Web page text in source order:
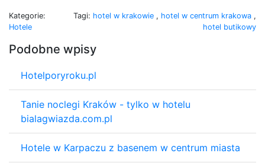
Kategorie:
Hotele
Tagi: hotel w krakowie , hotel w centrum krakowa ,
hotel butikowy
Podobne wpisy
Hotelporyroku.pl
Tanie noclegi Kraków - tylko w hotelu
bialagwiazda.com.pl
Hotele w Karpaczu z basenem w centrum miasta